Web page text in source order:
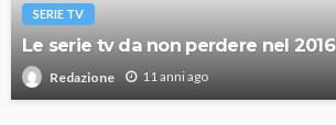
SERIE TV
Le serie tv da non perdere nel 2016
Redazione 11 anni ago